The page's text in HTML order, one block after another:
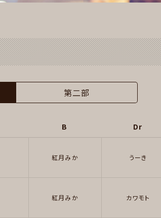
第二部
B Dr
紅月みか うーき
紅月みか カワモト